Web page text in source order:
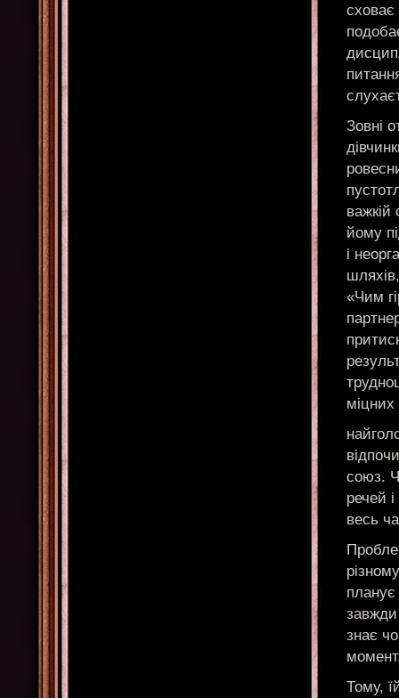
сховає
Зовні
важкій
йому
і
«Чим
міцних
союз.
речей
весь
планує
завжди
знає
Тому,